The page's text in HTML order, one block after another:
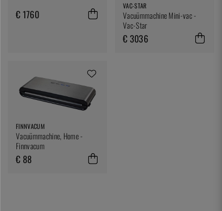
€ 1760
VAC-STAR
Vacuümmachine Mini-vac -
Vac-Star
€ 3036
FINNVACUM
Vacuümmachine, Home -
Finnvacum
€ 88